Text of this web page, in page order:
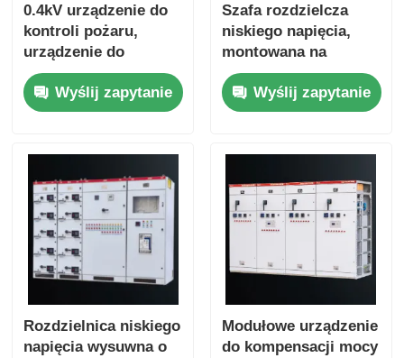
0.4kV urządzenie do
kontroli pożaru,
urządzenie do
dystrybucji niskiego
napięcia dla
bezpieczeństwa
Wyślij zapytanie
Szafa rozdzielcza
niskiego napięcia,
montowana na
podłodze, z
wysuwanymi
elementami
Wyślij zapytanie
Rozdzielnica niskiego
napięcia wysuwna o
Modułowe urządzenie
do kompensacji mocy